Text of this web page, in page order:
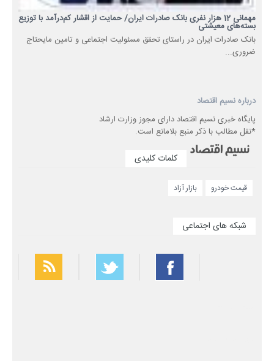
مهمانی 12 هزار نفری بانک صادرات ایران/ حمایت از اقشار کم‌درآمد با توزیع
بسته‌های معیشتی
​بانک صادرات ایران در راستای تحقق مسئولیت اجتماعی و تامین مایحتاج
ضروری...
درباره نسیم اقتصاد
پایگاه خبری نسیم اقتصاد دارای مجوز وزارت ارشاد
*نقل مطالب با ذکر منبع بلامانع است.
کلمات کلیدی
قیمت خودرو بازار آزاد
شبکه های اجتماعی